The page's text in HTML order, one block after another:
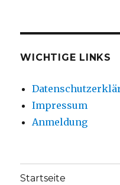
WICHTIGE LINKS
Impressum
Anmeldung
Startseite